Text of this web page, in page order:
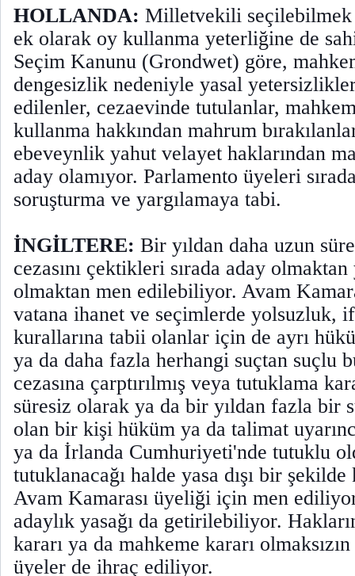
HOLLANDA: Milletvekili
ek olarak oy kullanma yeterliğine de
Seçim Kanunu (Grondwet) göre,
dengesizlik nedeniyle yasal
edilenler, cezaevinde tutulanlar,
kullanma hakkından mahrum
ebeveynlik yahut velayet haklarından
aday olamıyor. Parlamento üyeleri
soruşturma ve yargılamaya tabi.
İNGİLTERE: Bir yıldan daha uzun
cezasını çektikleri sırada aday
olmaktan men edilebiliyor. Avam
vatana ihanet ve seçimlerde yolsuzluk,
kurallarına tabii olanlar için de ayrı
ya da daha fazla herhangi suçtan suçlu
cezasına çarptırılmış veya tutuklama
süresiz olarak ya da bir yıldan fazla bir
olan bir kişi hüküm ya da talimat
ya da İrlanda Cumhuriyeti'nde tutuklu
tutuklanacağı halde yasa dışı bir
Avam Kamarası üyeliği için men
adaylık yasağı da getirilebiliyor.
kararı ya da mahkeme kararı
üyeler de ihraç ediliyor.